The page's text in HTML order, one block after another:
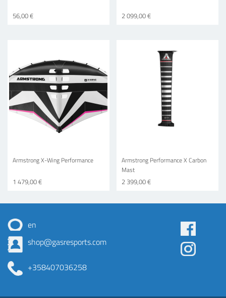
56,00 € 2 099,00 €
Armstrong X-Wing Performance
1 479,00 €
Armstrong Performance X Carbon
Mast
2 399,00 €
en
shop@gasresports.com
+358407036258
Some